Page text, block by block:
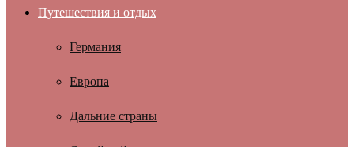
Путешествия и отдых
Германия
Европа
Дальние страны